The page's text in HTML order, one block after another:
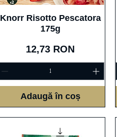
Afișare rapidă
Knorr Risotto Pescatora
175g
Preț
12,73 RON
Adaugă în coș